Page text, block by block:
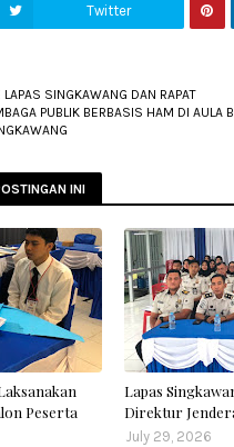
Twitter
SINGKAWANG DAN RAPAT
PUBLIK BERBASIS HAM DI AULA
INI
Peserta
Lapas
Direktur
July 29, 2026